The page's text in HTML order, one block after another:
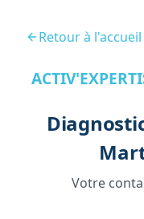
Retour à l'accueil
Votre